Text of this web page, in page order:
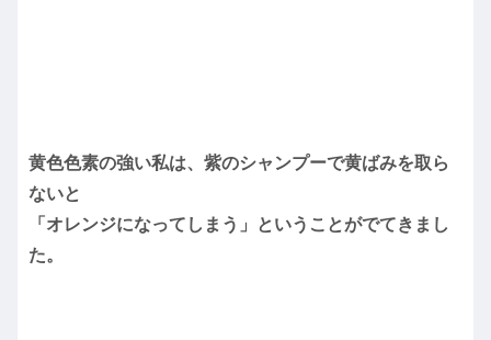
黄色色素の強い私は、紫のシャンプーで黄ばみを取ら
ないと
「オレンジになってしまう」ということがでてきまし
た。